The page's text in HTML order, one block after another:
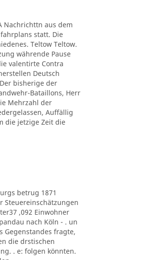
Nachrichttn aus dem
statt. Die
Teltow Teltow.
währende Pause
valentirte Contra
Deutsch
bisherige der
Bataillons, Herr
Mehrzahl der
Auffällig
die jetzige Zeit die
betrug 1871
Steuereinschätzungen
,092 Einwohner
nach Köln - . un
Gegenstandes fragte,
die drstischen
. e: folgen könnten.